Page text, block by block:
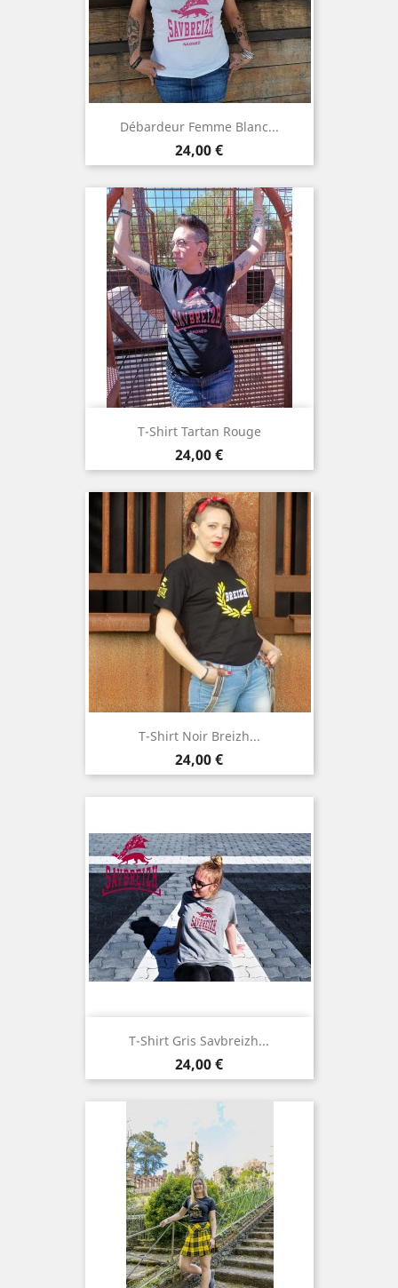
Débardeur Femme Blanc...
Prix
24,00 €
T-Shirt Tartan Rouge
Prix
24,00 €
T-Shirt Noir Breizh...
Prix
24,00 €
T-Shirt Gris Savbreizh...
Prix
24,00 €